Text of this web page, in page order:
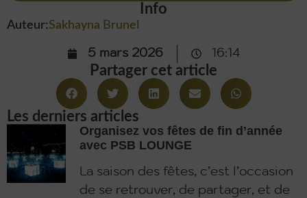
Info
Auteur:Sakhayna Brunel
5 mars 2026 16:14
Partager cet article
Les derniers articles
Organisez vos fêtes de fin d’année
avec PSB LOUNGE
La saison des fêtes, c’est l’occasion
de se retrouver, de partager, et de